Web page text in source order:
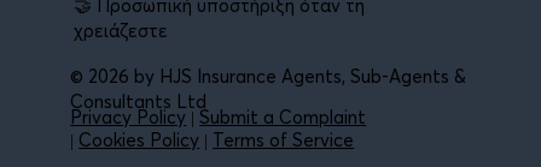
© 2026 by HJS Insurance Agents, Sub-Agents &
Consultants Ltd
🤝 Προσωπική υποστήριξη όταν τη
χρειάζεστε
Privacy Policy | Submit a Complaint
| Cookies Policy | Terms of Service